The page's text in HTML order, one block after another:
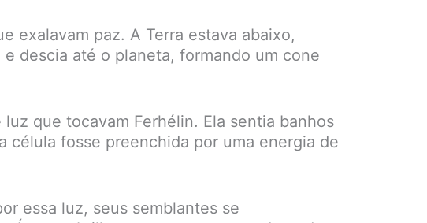
exalavam paz. A Terra estava abaixo,
descia até o planeta, formando um cone
que tocavam Ferhélin. Ela sentia banhos
célula fosse preenchida por uma energia de
essa luz, seus semblantes se